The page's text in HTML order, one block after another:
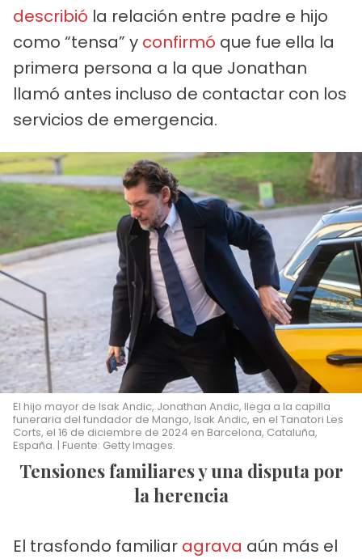
describió la relación entre padre e hijo
como “tensa” y confirmó que fue ella la
primera persona a la que Jonathan
llamó antes incluso de contactar con los
servicios de emergencia.
El hijo mayor de Isak Andic, Jonathan Andic, llega a la capilla
funeraria del fundador de Mango, Isak Andic, en el Tanatori Les
Corts, el 16 de diciembre de 2024 en Barcelona, ​​Cataluña,
España. | Fuente: Getty Images.
Tensiones familiares y una disputa por
la herencia
El trasfondo familiar agrava aún más el